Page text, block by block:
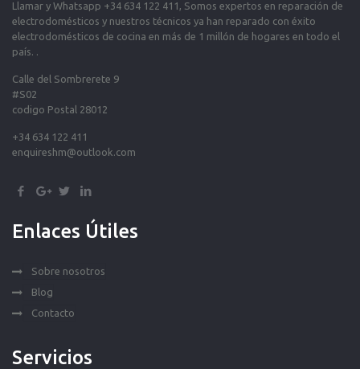
Llamar y Whatsapp +34 634 122 411, Somos expertos en reparación de
electrodomésticos y nuestros técnicos ya han reparado con éxito
electrodomésticos de cocina en más de 1 millón de hogares en todo el
país. .
Calle del Sombrerete 9
#S02
codigo Postal 28012
+34 634 122 411
enquireshm@outlook.com
Enlaces Útiles
Sobre nosotros
Blog
Contacto
Servicios